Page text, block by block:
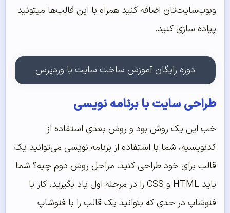
وبوب‌سایت‌تان اضافه کنید همراه با این قالب‌ها میتونید
پیاده سازی کنید.
دوره رایگان آموزش ساخت سایت با وردپرس
طراحی سایت با برنامه نویسی
خب این یک روش بود و روش بعدی استفاده از
کدنویسیه، شما با استفاده از برنامه نویسی می‌توانید یک
قالب برای خود طراحی کنید. مراحل روش دوم چیه؟ شما
باید HTML و CSS را در مرحله اول یاد بگیرید، کار با
فتوشاپ در حدی که بتوانید یک قالب را با فتوشاپ